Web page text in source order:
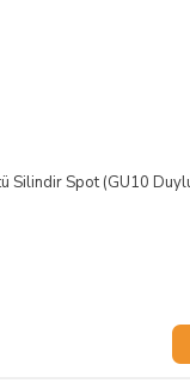
Silindir Spot (GU10